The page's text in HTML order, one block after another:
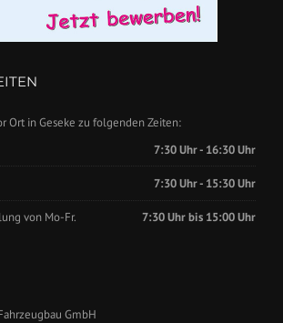
Ort in Geseke zu folgenden Zeiten:
7:30 Uhr - 16:30 Uhr
7:30 Uhr - 15:30 Uhr
von Mo-Fr. 7:30 Uhr bis 15:00 Uhr
GmbH